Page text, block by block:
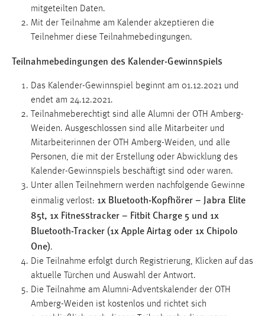
mitgeteilten Daten.
Mit der Teilnahme am Kalender akzeptieren die
Teilnehmer diese Teilnahmebedingungen.
Teilnahmebedingungen des Kalender-Gewinnspiels
Das Kalender-Gewinnspiel beginnt am 01.12.2021 und
endet am 24.12.2021.
Teilnahmeberechtigt sind alle Alumni der OTH Amberg-
Weiden. Ausgeschlossen sind alle Mitarbeiter und
Mitarbeiterinnen der OTH Amberg-Weiden, und alle
Personen, die mit der Erstellung oder Abwicklung des
Kalender-Gewinnspiels beschäftigt sind oder waren.
Unter allen Teilnehmern werden nachfolgende Gewinne
einmalig verlost: 1x Bluetooth-Kopfhörer – Jabra Elite
85t, 1x Fitnesstracker – Fitbit Charge 5 und 1x
Bluetooth-Tracker (1x Apple Airtag oder 1x Chipolo
One).
Die Teilnahme erfolgt durch Registrierung, Klicken auf das
aktuelle Türchen und Auswahl der Antwort.
Die Teilnahme am Alumni-Adventskalender der OTH
Amberg-Weiden ist kostenlos und richtet sich
Zweck:
Dieser Cookie ist notwendig um sich an der Website
einloggen zu können.
Cookie Laufzeit:
Einverständnis-Cookie
Name:
cookie_consent
Zweck:
Dieser Cookie speichert die ausgewählten Einverständnis-
Optionen des Benutzers
Cookie Laufzeit:
EXTERNE MEDIEN
Um Inhalte von Videoplattformen und Social Media
Plattformen anzeigen zu können, werden von diesen